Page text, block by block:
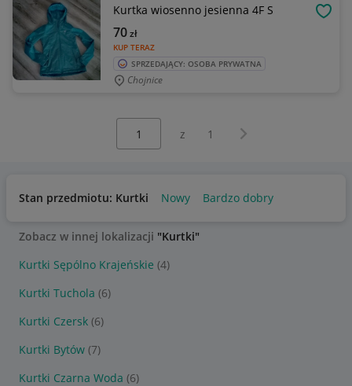
Kurtka wiosenno jesienna 4F S
KUP TERAZ
70zł
SPRZEDAJĄCY: OSOBA PRYWATNA
Chojnice
z 1 Następna strona
Stan przedmiotu: Kurtki Nowy Bardzo dobry
Zobacz w innej lokalizacji "Kurtki"
Kurtki Sępólno Krajeńskie (4)
Kurtki Tuchola (6)
Kurtki Czersk (6)
Kurtki Bytów (7)
Kurtki Czarna Woda (6)